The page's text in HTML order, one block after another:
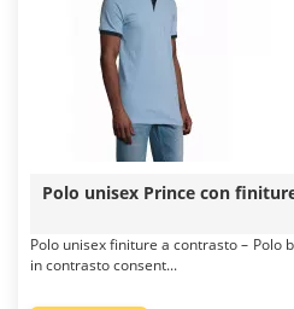
Polo unisex Prince con
Polo unisex finiture a contrasto – Polo
in contrasto consent...